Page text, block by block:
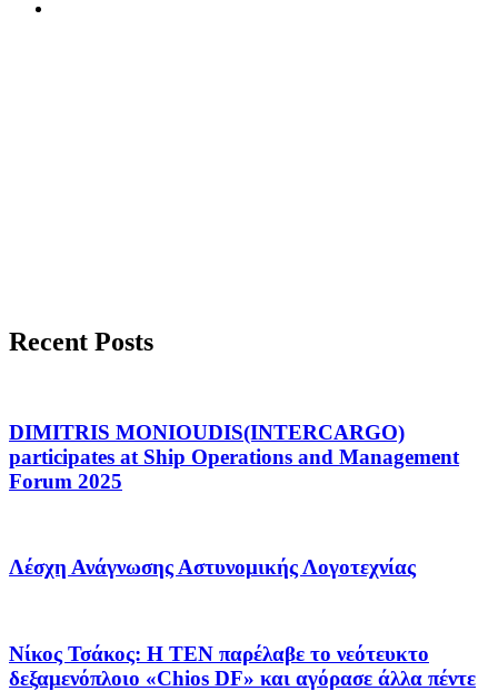
Recent Posts
DIMITRIS MONIOUDIS(INTERCARGO)
participates at Ship Operations and Management
Forum 2025
Λέσχη Ανάγνωσης Αστυνομικής Λογοτεχνίας
Νίκος Τσάκος: Η ΤΕΝ παρέλαβε το νεότευκτο
δεξαμενόπλοιο «Chios DF» και αγόρασε άλλα πέντε